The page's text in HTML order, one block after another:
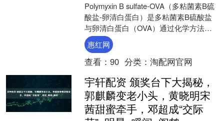
Polymyxin B sulfate-OVA（多粘菌素B硫
酸盐-卵清白蛋白）是多粘菌素B硫酸盐
与卵清白蛋白（OVA）通过化学方法结
合形成的复合物，以下是对其的....
惠红网
查看： 90 分类： 淘配网官网
宇轩配资 颁奖台下大揭秘，
郭麒麟变老小头，黄晓明宋
茜甜蜜牵手，邓超成“交际